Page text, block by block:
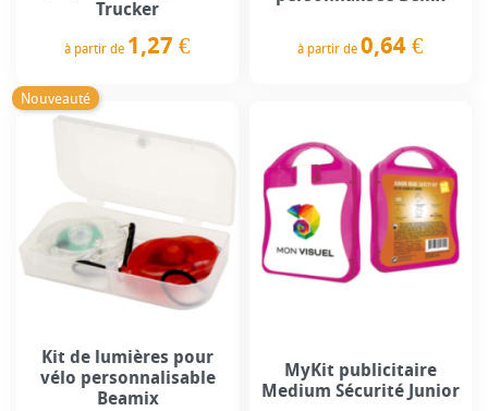
Trucker
à partir de 1,27 € à partir de 0,64 €
Nouveauté
Kit de lumières pour
vélo personnalisable
Beamix
MyKit publicitaire
Medium Sécurité Junior